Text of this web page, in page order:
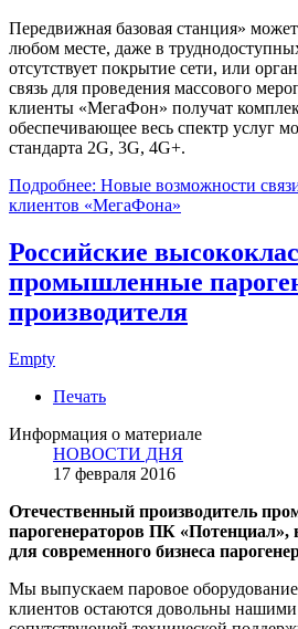
Передвижная базовая станция» может
любом месте, даже в
отсутствует покрытие сети, или
связь для проведения массового
клиенты «МегаФон» получат
обеспечивающее весь спектр услуг
стандарта 2G, 3G, 4G+.
Подробнее: Новые возможности
клиентов «МегаФона»
Российские
промышленные
производителя
Empty
Печать
Информация о материале
НОВОСТИ ДНЯ
17 февраля 2016
Отечественный производитель
парогенераторов ПК «Потенциал»,
для современного бизнеса
Мы выпускаем паровое
клиентов остаются довольны